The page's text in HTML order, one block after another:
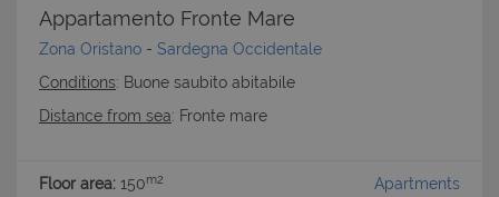
Appartamento Fronte Mare
Zona Oristano - Sardegna Occidentale
Conditions: Buone saubito abitabile
Distance from sea: Fronte mare
Floor area: 150m2 Apartments